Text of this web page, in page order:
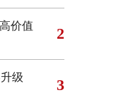
价值 2
级 3